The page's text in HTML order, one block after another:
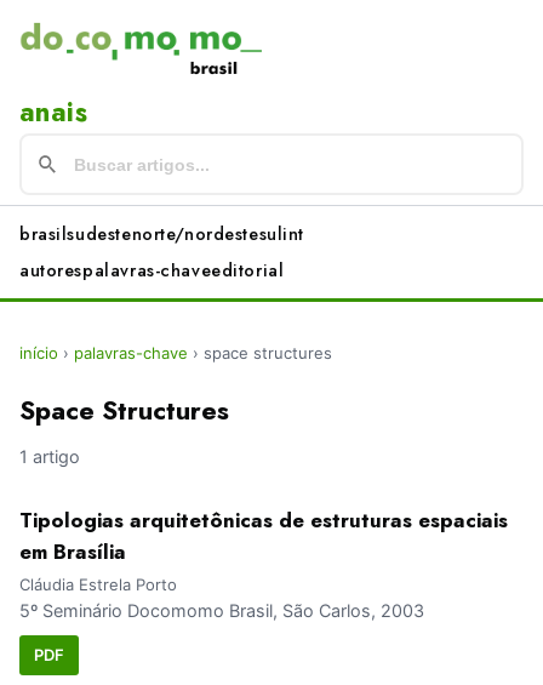
anais
brasilsudestenorte/nordestesulint
autorespalavras-chaveeditorial
início › palavras-chave › space structures
Space Structures
1 artigo
Tipologias arquitetônicas de estruturas espaciais
em Brasília
Cláudia Estrela Porto
5º Seminário Docomomo Brasil, São Carlos, 2003
PDF